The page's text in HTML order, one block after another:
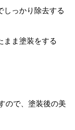
しっかり除去する
まま塗装をする
ので、塗装後の美